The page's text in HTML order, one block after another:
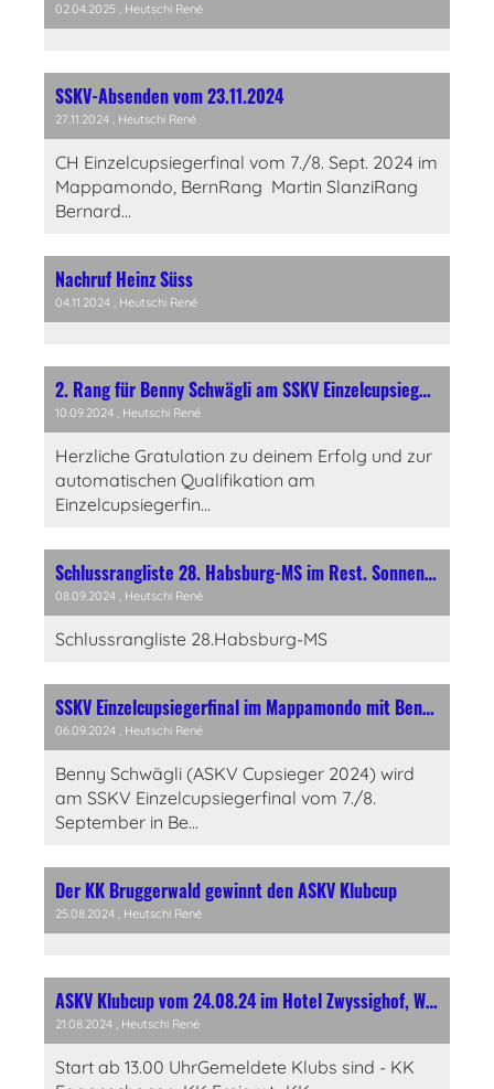
02.04.2025 , Heutschi René
SSKV-Absenden vom 23.11.2024
27.11.2024 , Heutschi René
CH Einzelcupsiegerfinal vom 7./8. Sept. 2024 im
Mappamondo, BernRang Martin SlanziRang
Bernard...
Nachruf Heinz Süss
04.11.2024 , Heutschi René
2. Rang für Benny Schwägli am SSKV Einzelcupsiegerfinal im Mappamondo
10.09.2024 , Heutschi René
Herzliche Gratulation zu deinem Erfolg und zur
automatischen Qualifikation am
Einzelcupsiegerfin...
Schlussrangliste 28. Habsburg-MS im Rest. Sonnenberg, Brugg
08.09.2024 , Heutschi René
Schlussrangliste 28.Habsburg-MS
SSKV Einzelcupsiegerfinal im Mappamondo mit Benny Schwägli
06.09.2024 , Heutschi René
Benny Schwägli (ASKV Cupsieger 2024) wird
am SSKV Einzelcupsiegerfinal vom 7./8.
September in Be...
Der KK Bruggerwald gewinnt den ASKV Klubcup
25.08.2024 , Heutschi René
ASKV Klubcup vom 24.08.24 im Hotel Zwyssighof, Wettingen
21.08.2024 , Heutschi René
Start ab 13.00 UhrGemeldete Klubs sind - KK